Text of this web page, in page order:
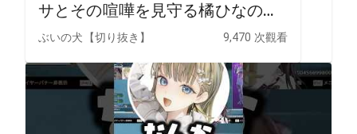
サとその喧嘩を見守る橘ひなの
【ぶいすぽ/切り抜き/橘ひなの/花
芽なずな/英リサ/Apex Legends】
ぶいの犬【切り抜き】 9,470 次觀看